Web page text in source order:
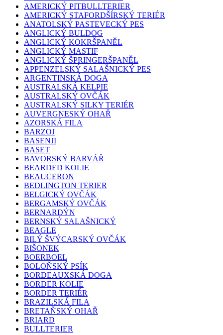
AMERICKÝ PITBULLTERIER
AMERICKÝ STAFORDŠÍRSKÝ TERIÉR
ANATOLSKÝ PASTEVECKÝ PES
ANGLICKÝ BULDOG
ANGLICKÝ KOKRŠPANĚL
ANGLICKÝ MASTIF
ANGLICKÝ ŠPRINGERŠPANĚL
APPENZELSKÝ SALAŠNICKÝ PES
ARGENTINSKÁ DOGA
AUSTRALSKÁ KELPIE
AUSTRALSKÝ OVČÁK
AUSTRALSKÝ SILKY TERIÉR
AUVERGNESKÝ OHAŘ
AZORSKÁ FILA
BARZOJ
BASENJI
BASET
BAVORSKÝ BARVÁŘ
BEARDED KOLIE
BEAUCERON
BEDLINGTON TERIER
BELGICKÝ OVČÁK
BERGAMSKÝ OVČÁK
BERNARDÝN
BERNSKÝ SALAŠNICKÝ
BEAGLE
BILÝ ŠVÝCARSKÝ OVČÁK
BIŠONEK
BOERBOEL
BOLOŇSKÝ PSÍK
BORDEAUXSKÁ DOGA
BORDER KOLIE
BORDER TERIÉR
BRAZILSKÁ FILA
BRETAŇSKÝ OHAŘ
BRIARD
BULLTERIER